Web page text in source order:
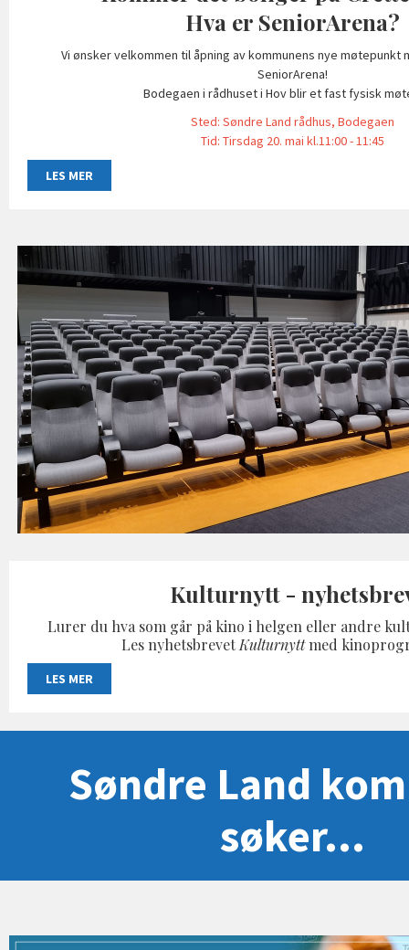
Hva er SeniorArena?
Vi ønsker velkommen til åpning av kommunens nye møtepunkt
SeniorArena!
Bodegaen i rådhuset i Hov blir et fast fysisk
Sted: Søndre Land rådhus, Bodegaen
Tid: Tirsdag 20. mai kl.11:00 - 11:45
LES MER
Kulturnytt -
Lurer du hva som går på kino i helgen eller andre
Les nyhetsbrevet Kulturnyttmed
LES MER
Søndre Land
søker...